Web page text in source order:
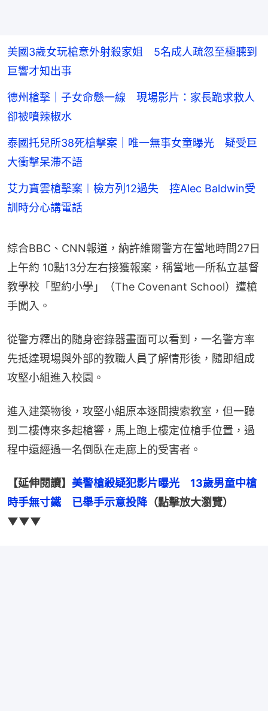
美國3歲女玩槍意外射殺家姐 5名成人疏忽至極聽到
巨響才知出事
德州槍擊｜子女命懸一線 現場影片：家長跪求救人
卻被噴辣椒水
泰國托兒所38死槍擊案｜唯一無事女童曝光 疑受巨
大衝擊呆滯不語
艾力寶雲槍擊案︱檢方列12過失 控Alec Baldwin受
訓時分心講電話
綜合BBC、CNN報道，納許維爾警方在當地時間27日
上午約 10點13分左右接獲報案，稱當地一所私立基督
教學校「聖約小學」（The Covenant School）遭槍
手闖入。
從警方釋出的隨身密錄器畫面可以看到，一名警方率
先抵達現場與外部的教職人員了解情形後，隨即組成
攻堅小組進入校園。
進入建築物後，攻堅小組原本逐間搜索教室，但一聽
到二樓傳來多起槍響，馬上跑上樓定位槍手位置，過
程中還經過一名倒臥在走廊上的受害者。
【延伸閱讀】 美警槍殺疑犯影片曝光　13歲男童中槍
時手無寸鐵　已舉手示意投降（點擊放大瀏覽）
▼▼▼